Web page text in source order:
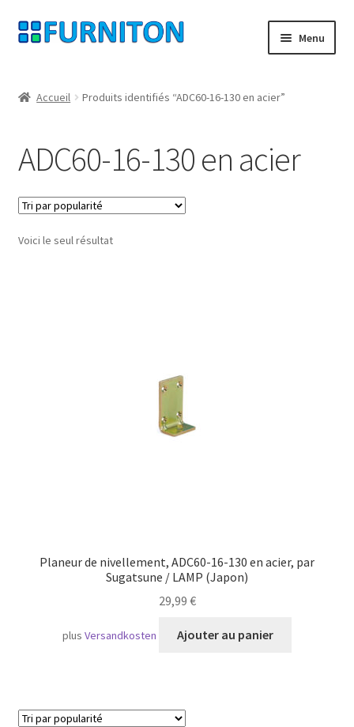
Aller
à
navigation
Aller
au
Menu
Protection des données
Droit de rétractation
Contact
Accueil Produits identifiés “ADC60-16-130 en acier”
ADC60-16-130 en acier
Voici le seul résultat
Planeur de nivellement, ADC60-16-130 en acier, par
Sugatsune / LAMP (Japon)
29,99 €
plusVersandkosten Ajouter au panier